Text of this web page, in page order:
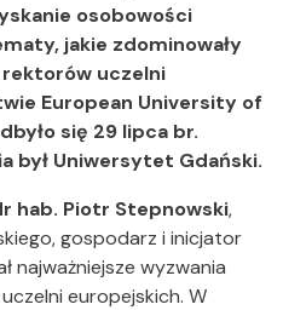
osobowości
jakie zdominowały
uczelni
European University of
się 29 lipca br.
był Uniwersytet Gdański.
hab. Piotr Stepnowski,
gospodarz i inicjator
najważniejsze wyzwania
europejskich. W